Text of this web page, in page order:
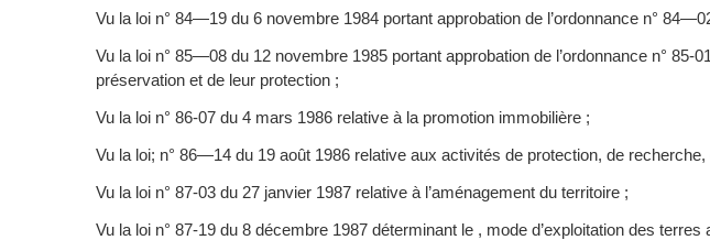
Vu la loi n° 84—19 du 6 novembre 1984 portant approbation de l’ordonnance n°
Vu la loi n° 85—08 du 12 novembre 1985 portant approbation de l’ordonnance n°
préservation et de leur protection ;
Vu la loi n° 86-07 du 4 mars 1986 relative à la promotion immobilière ;
Vu la loi; n° 86—14 du 19 août 1986 relative aux activités de protection, de
Vu la loi n° 87-03 du 27 janvier 1987 relative à l’aménagement du territoire ;
Vu la loi n° 87-19 du 8 décembre 1987 déterminant le , mode d’exploitation des